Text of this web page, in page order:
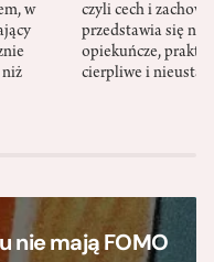
w
niż
czyli cech i
przedstawia się
opiekuńcze,
cierpliwe i
nie mają FOMO